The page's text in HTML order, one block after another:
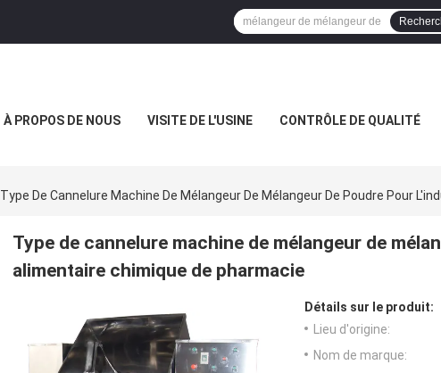
À PROPOS DE NOUS VISITE DE L'USINE CONTRÔLE DE QUALITÉ
Type De Cannelure Machine De Mélangeur De Mélangeur De Poudre Pour
Type de cannelure machine de mélangeur de
alimentaire chimique de pharmacie
Détails sur le produit:
Lieu d'origine:
Nom de marque: